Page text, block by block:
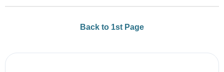
Back to 1st Page